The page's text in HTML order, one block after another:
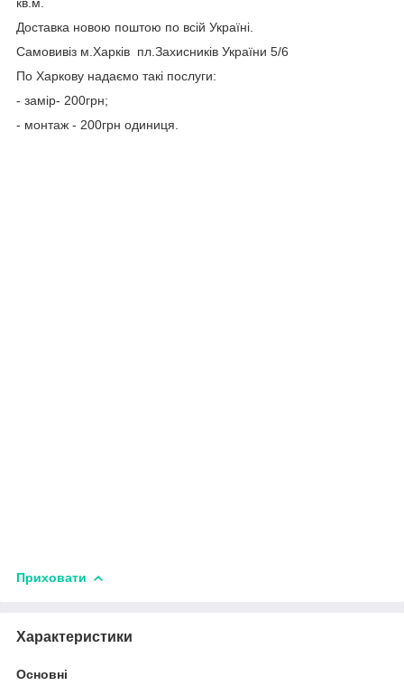
Доставка новою поштою по всій Україні.
Самовивіз м.Харків пл.Захисників України 5/6
По Харкову надаємо такі послуги:
- замір- 200грн;
- монтаж - 200грн одиниця.
Приховати
Характеристики
Основні